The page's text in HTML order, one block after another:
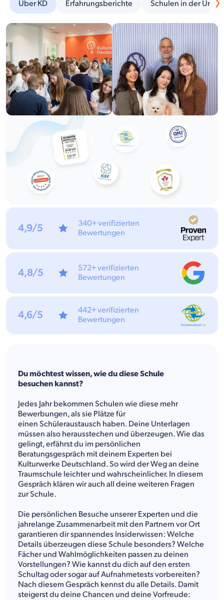
Über KD Erfahrungsberichte Schulen in der
Du möchtest wissen, wie du diese Schule
besuchen kannst?
Jedes Jahr bekommen Schulen wie diese mehr
Bewerbungen, als sie Plätze für
einen Schüleraustausch haben. Deine Unterlagen
müssen also herausstechen und überzeugen. Wie das
gelingt, erfährst du im persönlichen
Beratungsgespräch mit deinem Experten bei
Kulturwerke Deutschland. So wird der Weg an deine
Traumschule leichter und wahrscheinlicher. In diesem
Gespräch klären wir auch all deine weiteren Fragen
zur Schule.
Die persönlichen Besuche unserer Experten und die
jahrelange Zusammenarbeit mit den Partnern vor Ort
garantieren dir spannendes Insiderwissen: Welche
Details überzeugen diese Schule besonders? Welche
Fächer und Wahlmöglichkeiten passen zu deinen
Vorstellungen? Wie kannst du dich auf den ersten
Schultag oder sogar auf Aufnahmetests vorbereiten?
Nach diesem Gespräch kennst du alle Details. Damit
steigerst du deine Chancen und deine Vorfreude:
4,9/5
340+ verifizierten
Bewertungen
4,8/5
572+ verifizierten
Bewertungen
4,6/5
442+ verifizierten
Bewertungen